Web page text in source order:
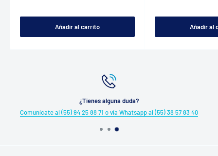
Añadir al carrito Añadir al
¿Tienes alguna duda?
Comunícate al (55) 94 25 88 71 o vía Whatsapp al (55) 38 57 83 40